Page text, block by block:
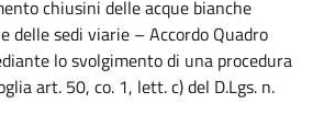
chiusini delle acque bianche
delle sedi viarie – Accordo Quadro
lo svolgimento di una procedura
art. 50, co. 1, lett. c) del D.Lgs. n.